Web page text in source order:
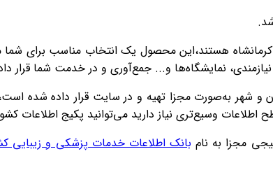
هستند،این محصول یک انتخاب مناسب برای شما
نمایشگاه‌ها و... جمع‌آوری و در خدمت شما قرار
و شهر به‌صورت مجزا تهیه و در سایت قرار داده شده
وسیع‌تری نیاز دارید می‌توانید پکیج اطلاعات
مجزا به نام بانک اطلاعات خدمات پزشکی و زیبایی